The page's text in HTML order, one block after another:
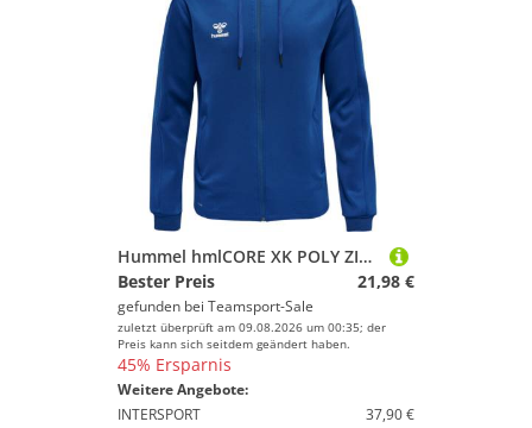
Hummel hmlCORE XK POLY ZIP HOOD SWEAT - TRUE BLUE - 2XL
Bester Preis
21,98 €
gefunden bei Teamsport-Sale
zuletzt überprüft am 09.08.2026 um 00:35; der
Preis kann sich seitdem geändert haben.
45% Ersparnis
Weitere Angebote:
INTERSPORT
37,90 €